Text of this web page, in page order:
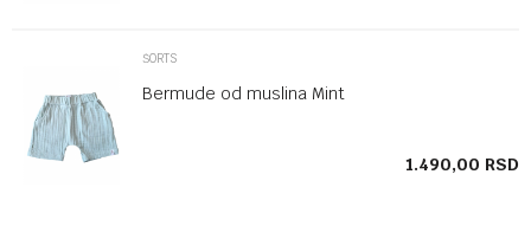
ŠORTS
Bermude od muslina Mint
1.490,00 RSD